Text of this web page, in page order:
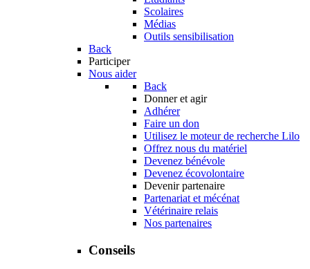
Scolaires
Médias
Outils sensibilisation
Back
Participer
Nous aider
Back
Donner et agir
Adhérer
Faire un don
Utilisez le moteur de recherche Lilo
Offrez nous du matériel
Devenez bénévole
Devenez écovolontaire
Devenir partenaire
Partenariat et mécénat
Vétérinaire relais
Nos partenaires
Conseils